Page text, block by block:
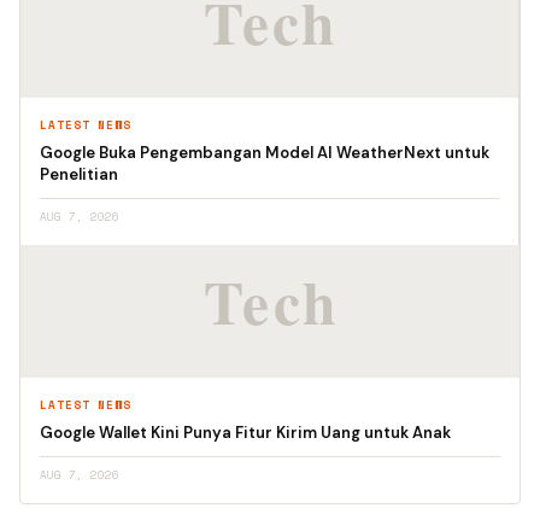
LATEST NEWS
Google Buka Pengembangan Model AI WeatherNext untuk
Penelitian
AUG 7, 2026
LATEST NEWS
Google Wallet Kini Punya Fitur Kirim Uang untuk Anak
AUG 7, 2026